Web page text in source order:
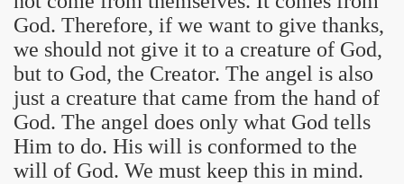
God. Therefore, if we want to give thanks,
we should not give it to a creature of God,
but to God, the Creator. The angel is also
just a creature that came from the hand of
God. The angel does only what God tells
Him to do. His will is conformed to the
will of God. We must keep this in mind.